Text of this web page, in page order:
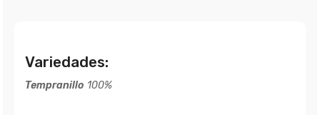
Variedades:
Tempranillo 100%